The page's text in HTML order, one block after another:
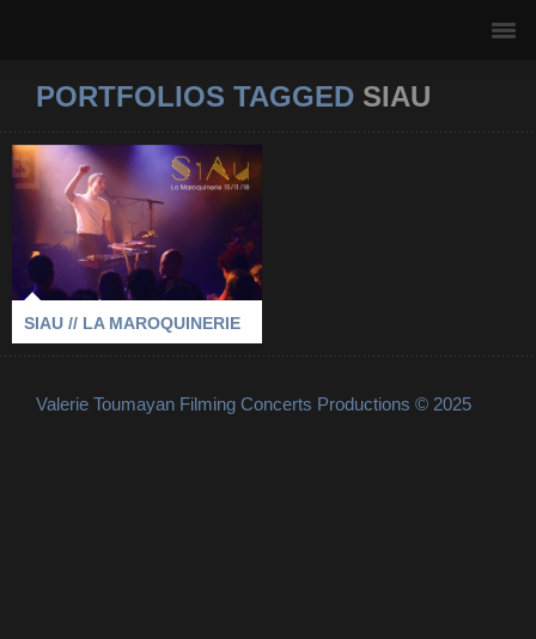
PORTFOLIOS TAGGED SIAU
SIAU // LA
MAROQUINERIE
2018 LA MAROQUINERIE PARIS-
SIAU
SIAU // LA MAROQUINERIE
Valerie Toumayan Filming Concerts Productions © 2025